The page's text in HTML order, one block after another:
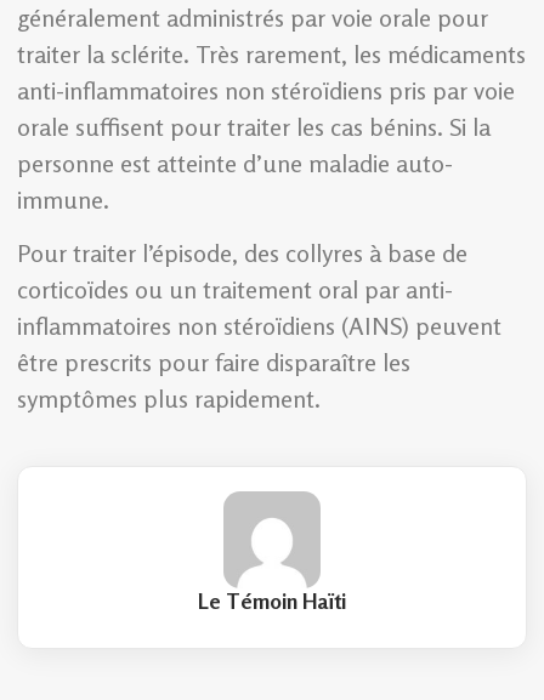
généralement administrés par voie orale pour
traiter la sclérite. Très rarement, les médicaments
anti-inflammatoires non stéroïdiens pris par voie
orale suffisent pour traiter les cas bénins. Si la
personne est atteinte d’une maladie auto-
immune.
Pour traiter l’épisode, des collyres à base de
corticoïdes ou un traitement oral par anti-
inflammatoires non stéroïdiens (AINS) peuvent
être prescrits pour faire disparaître les
symptômes plus rapidement.
Le Témoin Haïti